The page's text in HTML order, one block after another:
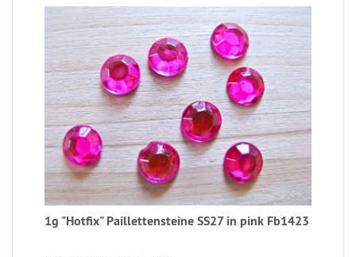
1g "Hotfix" Paillettensteine SS27 in pink Fb1423